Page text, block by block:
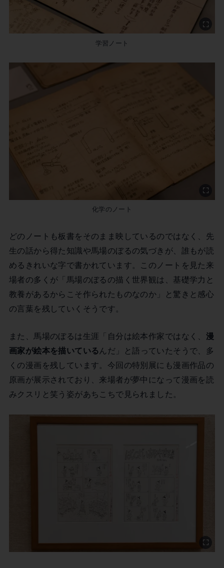
学習ノート
化学のノート
どのノートも板書をそのまま映しているのではなく、先
生の話から得た知識や馬場のぼるの気づきが、誰もが読
めるきれいな字で書かれています。このノートを見た来
場者の多くが「馬場のぼるの描く世界観は、基礎学力と
教養があるからこそ作られたものなのか」と驚きと感心
の言葉を残していくそうです。
また、馬場のぼるは生涯「自分は絵本作家ではなく、 漫
画家が絵本を描いている んだ」と語っていたそうで、多
くの漫画を残しています。今回の特別展にも漫画作品の
原画が展示されており、来場者が夢中になって漫画を読
みクスリと笑う姿があちこちで見られました。